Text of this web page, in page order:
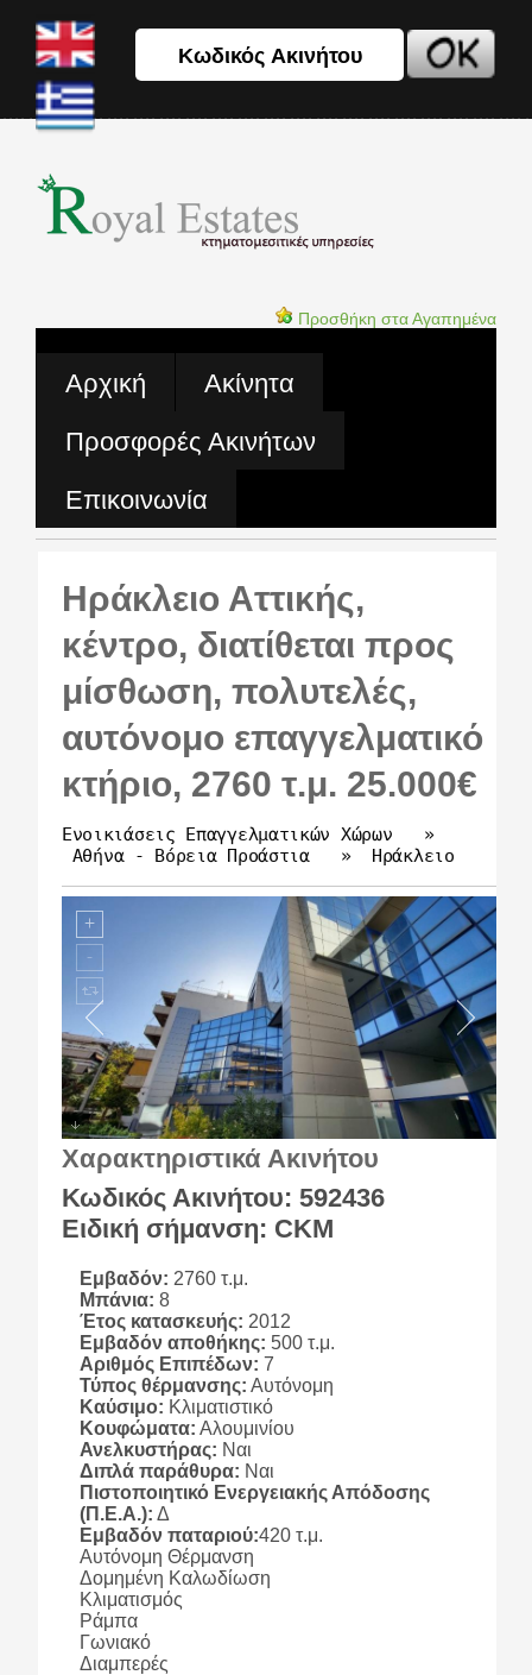
Προσθήκη στα Αγαπημένα
Αρχική
Ακίνητα
Προσφορές Ακινήτων
Επικοινωνία
Ηράκλειο Αττικής,
κέντρο, διατίθεται προς
μίσθωση, πολυτελές,
αυτόνομο επαγγελματικό
κτήριο, 2760 τ.μ. 25.000€
Ενοικιάσεις Επαγγελματικών Χώρων »
Αθήνα - Βόρεια Προάστια» Ηράκλειο
Χαρακτηριστικά Ακινήτου
Κωδικός Ακινήτου: 592436
Ειδική σήμανση: CKM
Εμβαδόν: 2760 τ.μ.
Μπάνια: 8
Έτος κατασκευής: 2012
Εμβαδόν αποθήκης: 500 τ.μ.
Αριθμός Επιπέδων: 7
Τύπος θέρμανσης: Αυτόνομη
Καύσιμο: Κλιματιστικό
Κουφώματα: Αλουμινίου
Ανελκυστήρας: Ναι
Διπλά παράθυρα: Ναι
Πιστοποιητικό Ενεργειακής Απόδοσης
(Π.Ε.Α.): Δ
Εμβαδόν παταριού:420 τ.μ.
Αυτόνομη Θέρμανση
Δομημένη Καλωδίωση
Κλιματισμός
Ράμπα
Γωνιακό
Διαμπερές